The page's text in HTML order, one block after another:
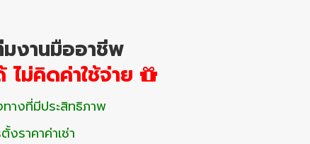
งานมืออาชีพ
ไม่คิดค่าใช้จ่าย
างที่มีประสิทธิภาพ
งราคาค่าเช่า